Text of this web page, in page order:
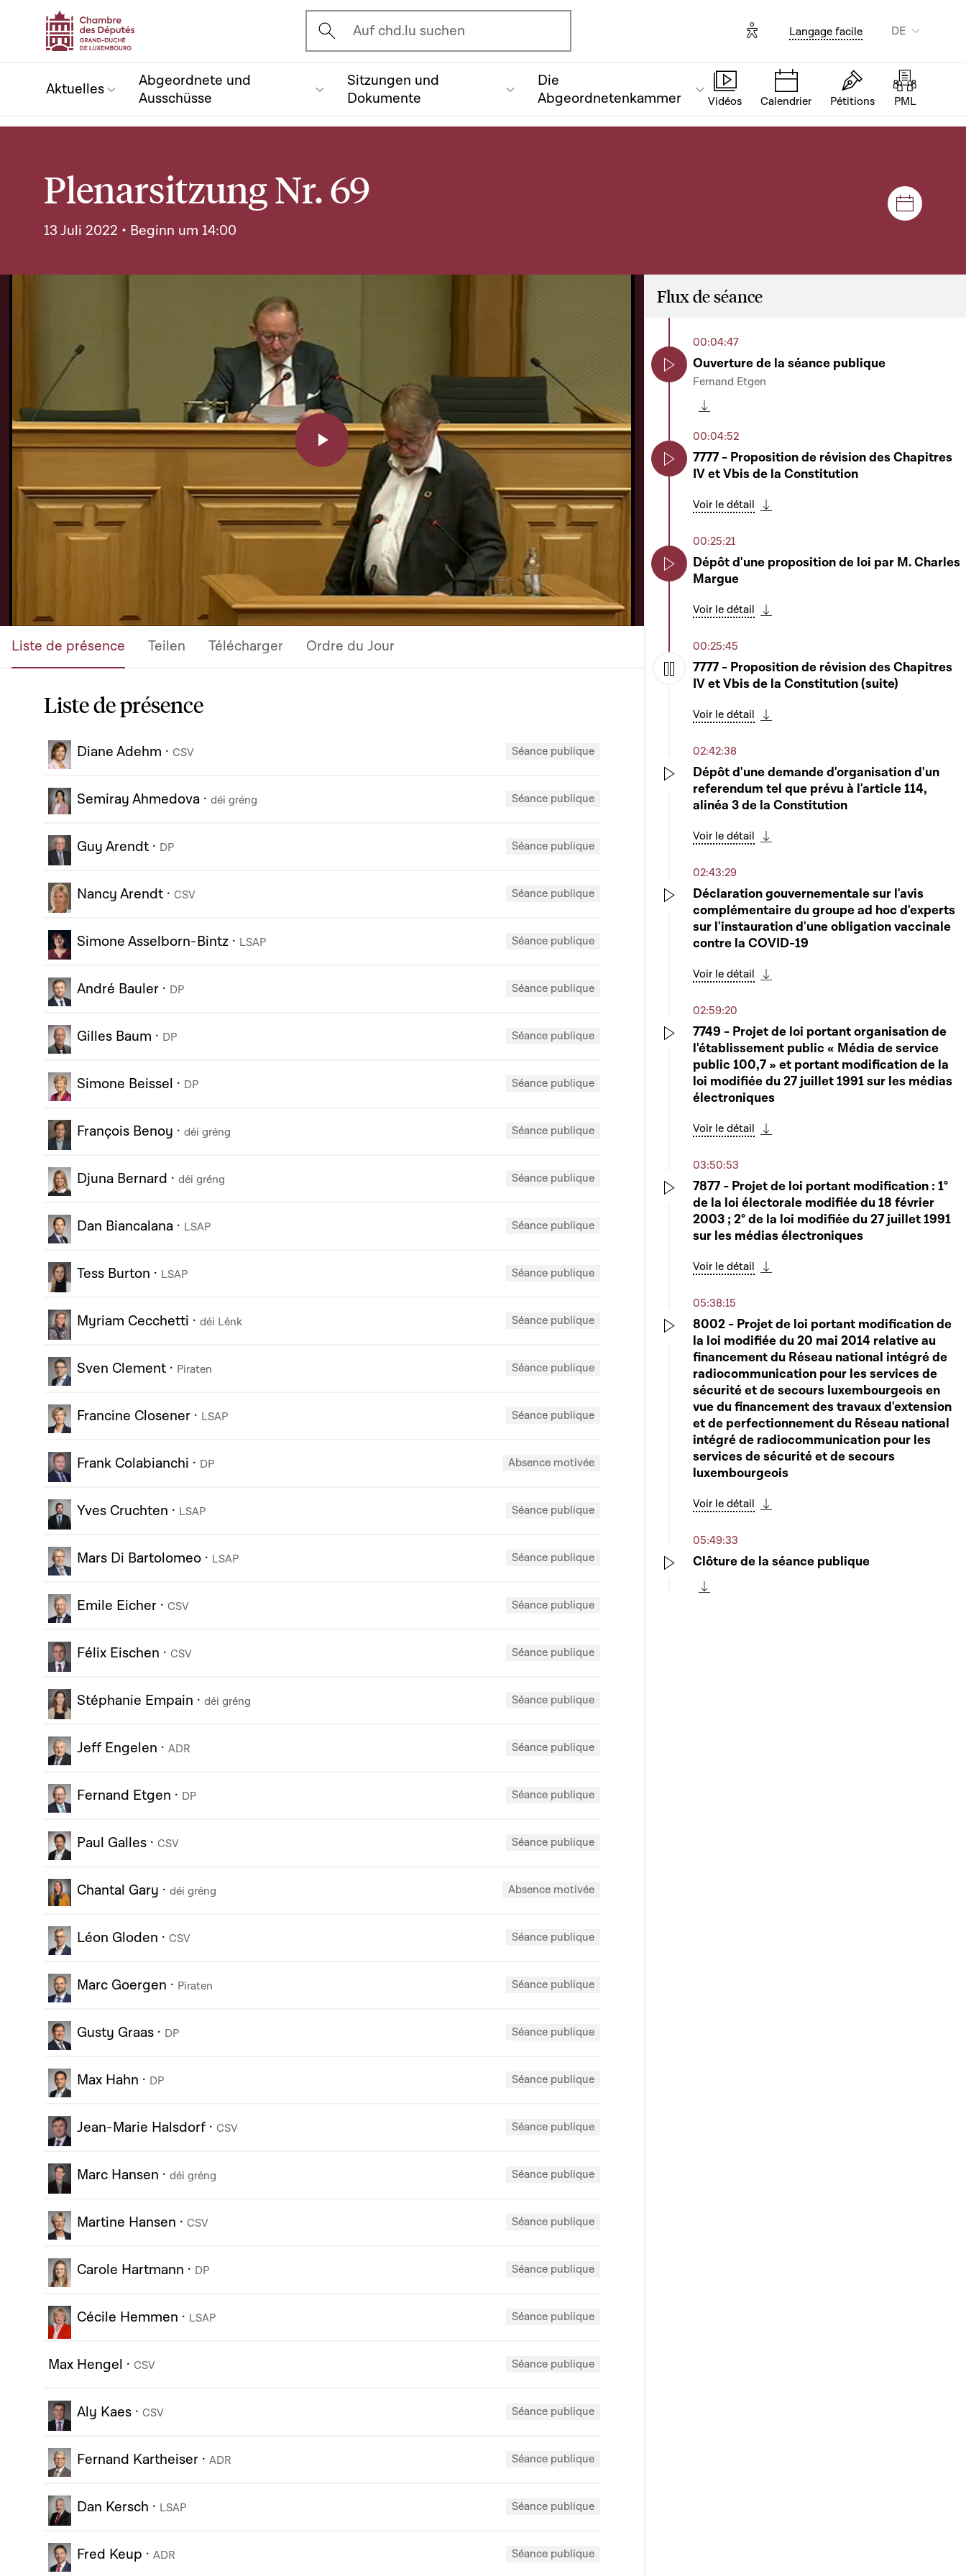
Ouvrir l'écran de recherche
Auf chd.lu suchen Options d'accessibilité
Langage facile DE
Aktuelles
Abgeordnete und
Ausschüsse
Sitzungen und
Dokumente
Die
Abgeordnetenkammer
Vidéos Calendrier Pétitions PML
Plenarsitzung Nr. 69
13 Juli 2022 • Beginn um 14:00
Plenar-
Play
Video
Liste de présence Teilen Télécharger Ordre du Jour
Liste de présence
Diane Adehm · CSV Séance publique
Semiray Ahmedova · déi gréng Séance publique
Guy Arendt · DP Séance publique
Nancy Arendt · CSV Séance publique
Simone Asselborn-Bintz · LSAP Séance publique
André Bauler · DP Séance publique
Gilles Baum · DP Séance publique
Simone Beissel · DP Séance publique
François Benoy · déi gréng Séance publique
Djuna Bernard · déi gréng Séance publique
Dan Biancalana · LSAP Séance publique
Tess Burton · LSAP Séance publique
Myriam Cecchetti · déi Lénk Séance publique
Sven Clement · Piraten Séance publique
Francine Closener · LSAP Séance publique
Frank Colabianchi · DP Absence motivée
Yves Cruchten · LSAP Séance publique
Mars Di Bartolomeo · LSAP Séance publique
Emile Eicher · CSV Séance publique
Félix Eischen · CSV Séance publique
Stéphanie Empain · déi gréng Séance publique
Jeff Engelen · ADR Séance publique
Fernand Etgen · DP Séance publique
Paul Galles · CSV Séance publique
Chantal Gary · déi gréng Absence motivée
Léon Gloden · CSV Séance publique
Marc Goergen · Piraten Séance publique
Gusty Graas · DP Séance publique
Max Hahn · DP Séance publique
Jean-Marie Halsdorf · CSV Séance publique
Marc Hansen · déi gréng Séance publique
Martine Hansen · CSV Séance publique
Carole Hartmann · DP Séance publique
Cécile Hemmen · LSAP Séance publique
Max Hengel · CSV Séance publique
Aly Kaes · CSV Séance publique
Fernand Kartheiser · ADR Séance publique
Dan Kersch · LSAP Séance publique
Fred Keup · ADR Séance publique
Flux de séance
00:04:47
Ouverture de la séance publique
Fernand Etgen
Play
00:04:52
7777 - Proposition de révision des Chapitres
IV et Vbis de la Constitution
Voir le détail
Play
00:25:21
Dépôt d'une proposition de loi par M. Charles
Margue
Voir le détail
Play
00:25:45
7777 - Proposition de révision des Chapitres
IV et Vbis de la Constitution (suite)
Voir le détail
Play
02:42:38
Dépôt d'une demande d'organisation d'un
referendum tel que prévu à l'article 114,
alinéa 3 de la Constitution
Voir le détail
Play
02:43:29
Déclaration gouvernementale sur l'avis
complémentaire du groupe ad hoc d'experts
sur l'instauration d'une obligation vaccinale
contre la COVID-19
Voir le détail
02:59:20
7749 - Projet de loi portant organisation de
l'établissement public « Média de service
public 100,7 » et portant modification de la
loi modifiée du 27 juillet 1991 sur les médias
électroniques
Voir le détail
Play
03:50:53
7877 - Projet de loi portant modification : 1°
de la loi électorale modifiée du 18 février
2003 ; 2° de la loi modifiée du 27 juillet 1991
sur les médias électroniques
Voir le détail
Play
05:38:15
8002 - Projet de loi portant modification de
la loi modifiée du 20 mai 2014 relative au
financement du Réseau national intégré de
radiocommunication pour les services de
sécurité et de secours luxembourgeois en
vue du financement des travaux d'extension
et de perfectionnement du Réseau national
intégré de radiocommunication pour les
services de sécurité et de secours
luxembourgeois
Voir le détail
Play
05:49:33
Clôture de la séance publique